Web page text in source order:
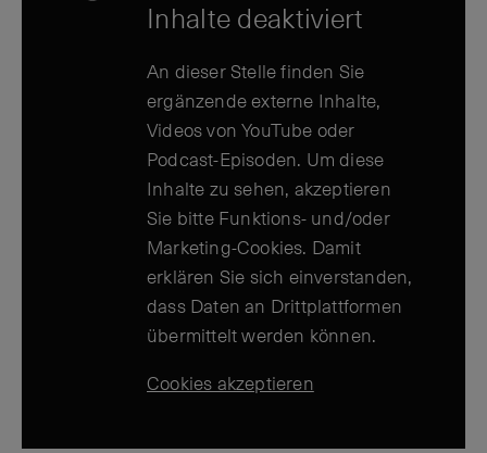
Inhalte deaktiviert
An dieser Stelle finden Sie
ergänzende externe Inhalte,
Videos von YouTube oder
Podcast-Episoden. Um diese
Inhalte zu sehen, akzeptieren
Sie bitte Funktions- und/oder
Marketing-Cookies. Damit
erklären Sie sich einverstanden,
dass Daten an Drittplattformen
übermittelt werden können.
Cookies akzeptieren